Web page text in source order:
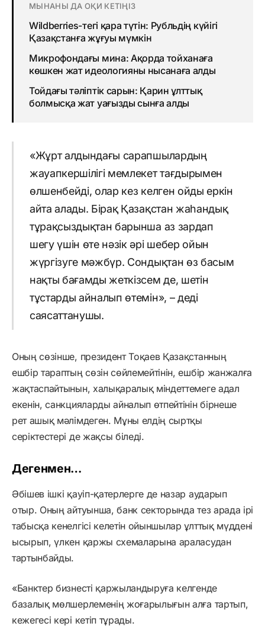
МЫНАНЫ ДА ОҚИ КЕТІҢІЗ
Wildberries-тегі қара түтін: Рубльдің күйігі
Қазақстанға жұғуы мүмкін
Микрофондағы мина: Ақорда тойханаға
көшкен жат идеологияны нысанаға алды
Тойдағы тәліптік сарын: Қарин ұлттық
болмысқа жат уағызды сынға алды
«Жұрт алдындағы сарапшылардың
жауапкершілігі мемлекет тағдырымен
өлшенбейді, олар кез келген ойды еркін
айта алады. Бірақ Қазақстан жаһандық
тұрақсыздықтан барынша аз зардап
шегу үшін өте нәзік әрі шебер ойын
жүргізуге мәжбүр. Сондықтан өз басым
нақты бағамды жеткізсем де, шетін
тұстарды айналып өтемін», – деді
саясаттанушы.
Оның сөзінше, президент Тоқаев Қазақстанның
ешбір тараптың сөзін сөйлемейтінін, ешбір жанжалға
жақтаспайтынын, халықаралық міндеттемеге адал
екенін, санкцияларды айналып өтпейтінін бірнеше
рет ашық мәлімдеген. Мұны елдің сыртқы
серіктестері де жақсы біледі.
Дегенмен…
Әбішев ішкі қауіп-қатерлерге де назар аударып
отыр. Оның айтуынша, банк секторында тез арада ірі
табысқа кенелгісі келетін ойыншылар ұлттық мүддені
ысырып, үлкен қаржы схемаларына араласудан
тартынбайды.
«Банктер бизнесті қаржыландыруға келгенде
базалық мөлшерлеменің жоғарылығын алға тартып,
кежегесі кері кетіп тұрады.